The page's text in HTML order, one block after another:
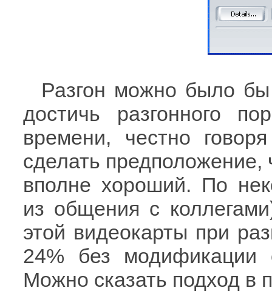
Разгон можно было
достичь разгонного
времени, честно
сделать предположение,
вполне хороший. По
из общения с
этой видеокарты при
24% без
Можно сказать подход в